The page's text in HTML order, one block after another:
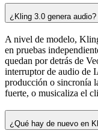
¿Kling 3.0 genera audio?
A nivel de modelo,
en pruebas
quedan por detrás de
interruptor de audio de
producción o sincronía
fuerte, o musicaliza el
¿Qué hay de nuevo en